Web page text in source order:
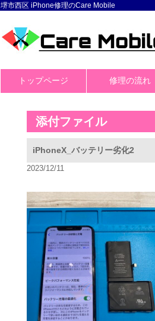
堺市西区 iPhone修理のCare Mobile
トップページ 修理の流れ
添付ファイル
iPhoneX_バッテリー劣化2
2023/12/11